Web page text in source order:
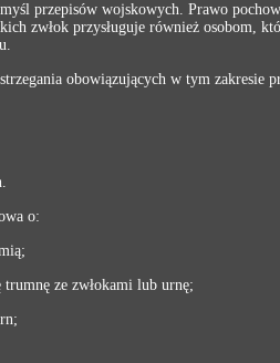
przepisów wojskowych. Prawo
zwłok przysługuje również osobom,
obowiązujących w tym zakresie
o:
ze zwłokami lub urnę;